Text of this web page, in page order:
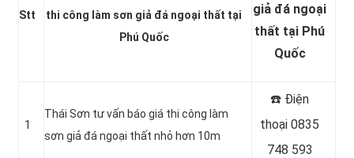
Stt
thi công làm sơn giả đá ngoại thất tại
Phú Quốc
giả đá ngoại
thất tại Phú
Quốc
1
Thái Sơn tư vấn báo giá thi công làm
sơn giả đá ngoại thất nhỏ hơn 10m
☎️ Điện
thoại 0835
748 593